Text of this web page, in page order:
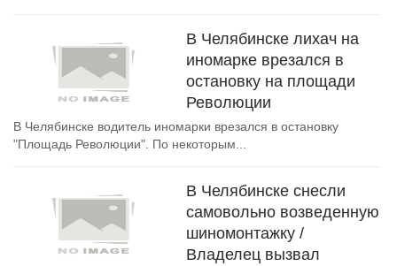
В Челябинске лихач на
иномарке врезался в
остановку на площади
Революции
В Челябинске водитель иномарки врезался в остановку
"Площадь Революции". По некоторым...
В Челябинске снесли
самовольно возведенную
шиномонтажку /
Владелец вызвал